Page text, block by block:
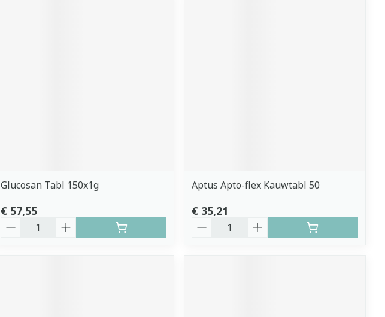
Glucosan Tabl 150x1g
€ 57,55
Aptus Apto-flex Kauwtabl 50
€ 35,21